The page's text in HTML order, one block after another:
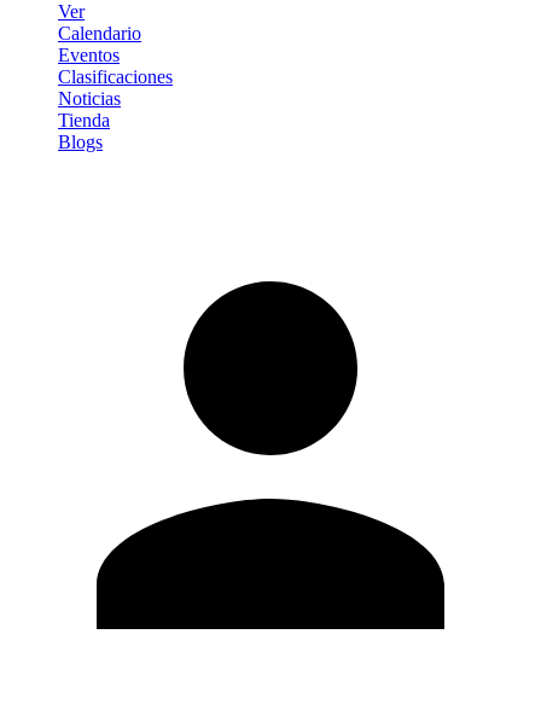
Ver
Calendario
Eventos
Clasificaciones
Noticias
Tienda
Blogs